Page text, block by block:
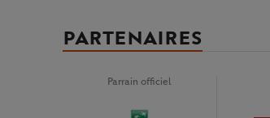
PARTENAIRES
Parrain officiel